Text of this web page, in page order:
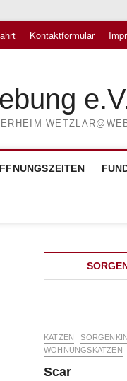
Kontaktformular
KATZEN
WOHNUNGSKATZEN
Scar